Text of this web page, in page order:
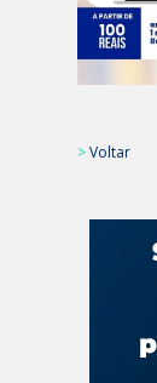
>Voltar